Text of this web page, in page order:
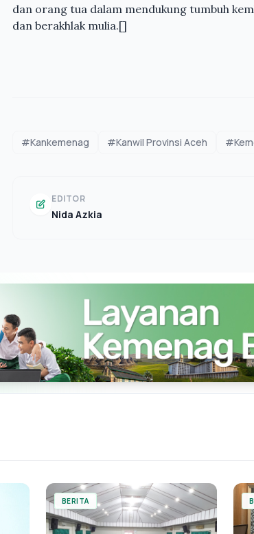
dan orang tua dalam mendukung tumbuh
dan berakhlak mulia.[]
#Kankemenag #Kanwil Provinsi Aceh
EDITOR
Nida Azkia
BERITA